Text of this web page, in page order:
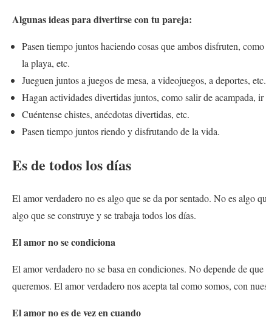
Algunas ideas para divertirse con tu pareja:
Pasen tiempo juntos haciendo cosas que ambos disfruten,
la playa, etc.
Jueguen juntos a juegos de mesa, a videojuegos, a deportes, etc.
Hagan actividades divertidas juntos, como salir de acampada,
Cuéntense chistes, anécdotas divertidas, etc.
Pasen tiempo juntos riendo y disfrutando de la vida.
Es de todos los días
El amor verdadero no es algo que se da por sentado. No es algo
algo que se construye y se trabaja todos los días.
El amor no se condiciona
El amor verdadero no se basa en condiciones. No depende de
queremos. El amor verdadero nos acepta tal como somos, con
El amor no es de vez en cuando